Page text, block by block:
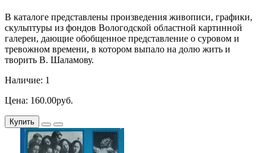
В каталоге представлены произведения живописи, графики,
скульптуры из фондов Вологодской областной картинной
галереи, дающие обобщенное представление о суровом и
тревожном времени, в котором выпало на долю жить и
творить В. Шаламову.
Наличие: 1
Цена: 160.00руб.
Купить